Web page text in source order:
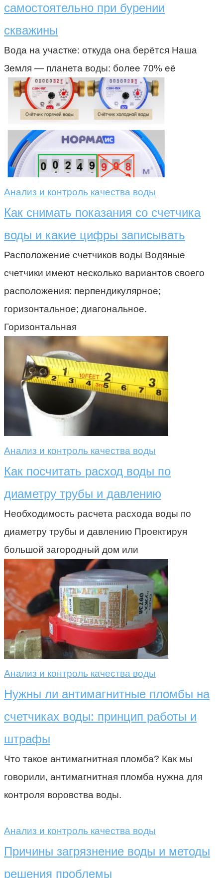
самостоятельно при бурении
скважины
Вода на участке: откуда она берётся Наша
Земля — планета воды: более 70% её
Анализ и контроль качества воды
Как снимать показания со счетчика
воды и какие цифры записывать
Расположение счетчиков воды Водяные
счетчики имеют несколько вариантов своего
расположения: перпендикулярное;
горизонтальное; диагональное.
Горизонтальная
Анализ и контроль качества воды
Как посчитать расход воды по
диаметру трубы и давлению
Необходимость расчета расхода воды по
диаметру трубы и давлению Проектируя
большой загородный дом или
Анализ и контроль качества воды
Нужны ли антимагнитные пломбы на
счетчиках воды: принцип работы и
штрафы
Что такое антимагнитная пломба? Как мы
говорили, антимагнитная пломба нужна для
контроля воровства воды.
Анализ и контроль качества воды
Причины загрязнение воды и методы
решения проблемы